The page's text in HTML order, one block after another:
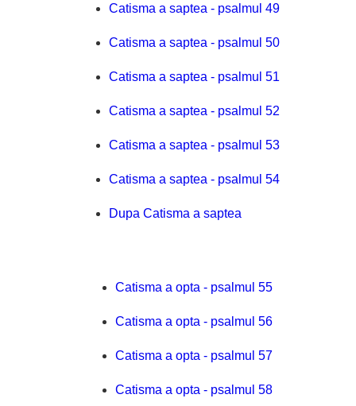
Catisma a saptea - psalmul 49
Catisma a saptea - psalmul 50
Catisma a saptea - psalmul 51
Catisma a saptea - psalmul 52
Catisma a saptea - psalmul 53
Catisma a saptea - psalmul 54
Dupa Catisma a saptea
Catisma a opta - psalmul 55
Catisma a opta - psalmul 56
Catisma a opta - psalmul 57
Catisma a opta - psalmul 58